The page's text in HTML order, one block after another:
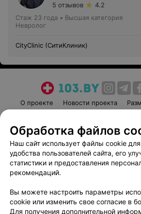
5 отзывов
4.2
Стаж 23 года • Высшая категория
Невролог
CityClinic (СитиКлиник)
О проекте Новости проекта
Пользовательское соглашение
Вакансии
Написать руководителю
Обработка персональных
Обработка файлов
Наш сайт использует файлы cookie
удобства пользователей сайта, его
статистики и предоставления
рекомендаций.
Вы можете настроить параметры
cookie или изменить свое согласие в
Для получения дополнительной